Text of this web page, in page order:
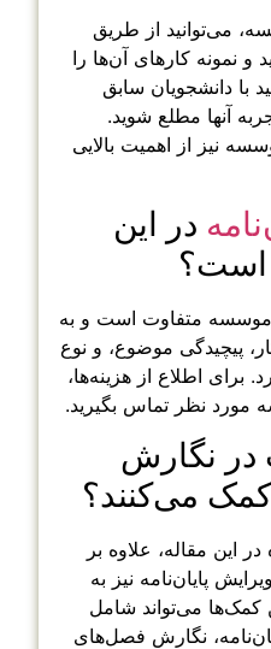
می‌توانید از طریق
نمونه کارهای آن‌ها را
با دانشجویان سابق
آنها مطلع شوید.
نیز از اهمیت بالایی
در این
موسسه متفاوت است و به
پیچیدگی موضوع، و نوع
برای اطلاع از هزینه‌ها،
مورد نظر تماس بگیرید.
در نگارش
کمک می‌کنند؟
این مقاله، علاوه بر
پایان‌نامه نیز به
کمک‌ها می‌تواند شامل
نگارش فصل‌های